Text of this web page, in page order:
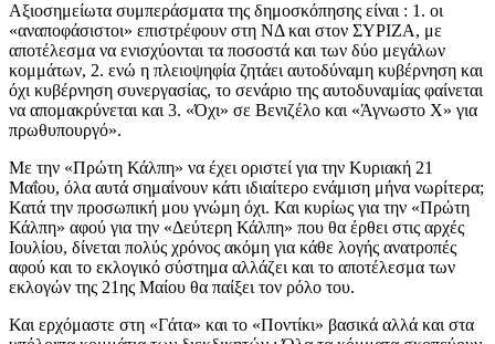
Αξιοσημείωτα συμπεράσματα της δημοσκόπησης είναι : 1. οι
«αναποφάσιστοι» επιστρέφουν στη ΝΔ και στον ΣΥΡΙΖΑ, με
αποτέλεσμα να ενισχύονται τα ποσοστά και των δύο μεγάλων
κομμάτων, 2. ενώ η πλειοψηφία ζητάει αυτοδύναμη κυβέρνηση και
όχι κυβέρνηση συνεργασίας, το σενάριο της αυτοδυναμίας φαίνεται
να απομακρύνεται και 3. «Όχι» σε Βενιζέλο και «Άγνωστο Χ» για
πρωθυπουργό».
Με την «Πρώτη Κάλπη» να έχει οριστεί για την Κυριακή 21
Μαΐου, όλα αυτά σημαίνουν κάτι ιδιαίτερο ενάμιση μήνα νωρίτερα;
Κατά την προσωπική μου γνώμη όχι. Και κυρίως για την «Πρώτη
Κάλπη» αφού για την «Δεύτερη Κάλπη» που θα έρθει στις αρχές
Ιουλίου, δίνεται πολύς χρόνος ακόμη για κάθε λογής ανατροπές
αφού και το εκλογικό σύστημα αλλάζει και το αποτέλεσμα των
εκλογών της 21ης Μαίου θα παίξει τον ρόλο του.
Και ερχόμαστε στη «Γάτα» και το «Ποντίκι» βασικά αλλά και στα